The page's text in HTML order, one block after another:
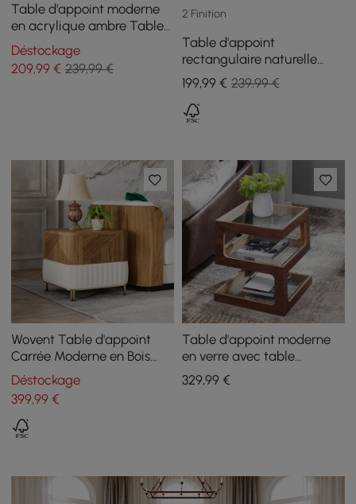
Table d'appoint moderne
en acrylique ambre Table
d'appoint ronde
transparente
Déstockage
209,99 € 239,99 €
2 Finition
Table d'appoint
rectangulaire naturelle
avec tiroirs Table de
canapé moderne pour
salon
199,99€ 239,99 €
Wovent Table d'appoint
Carrée Moderne en Bois
Noyer Table de Chevet
Déstockage
399,99 €
Table d'appoint moderne
en verre avec table
d'appoint en forme de S à 3
niveaux en noyer
329,99€